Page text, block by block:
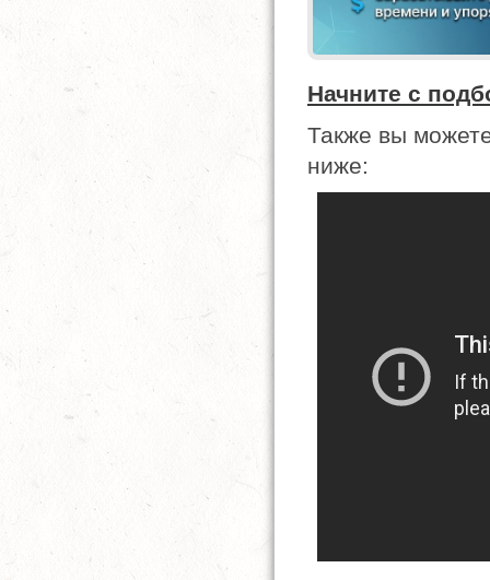
Начните с
Также вы
ниже: